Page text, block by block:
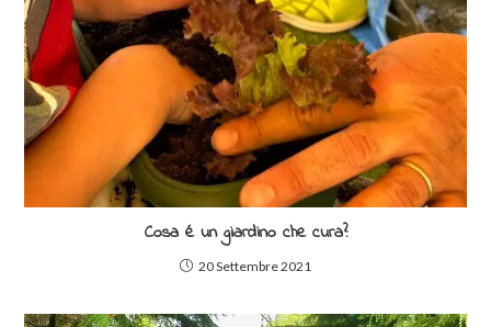
Cosa é un giardino che cura?
20 Settembre 2021